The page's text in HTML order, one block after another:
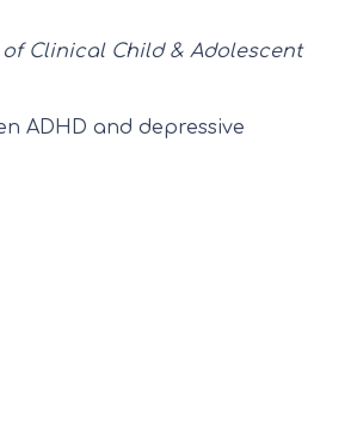
Clinical Child & Adolescent
ADHD and depressive